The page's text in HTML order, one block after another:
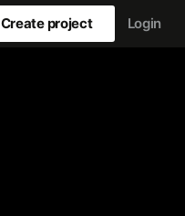
Create project Login